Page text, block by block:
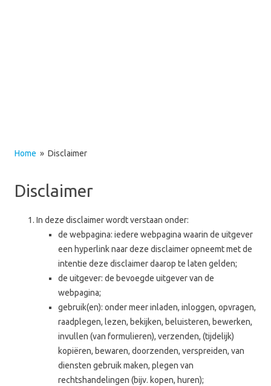
Home » Disclaimer
Disclaimer
In deze disclaimer wordt verstaan onder:
de webpagina: iedere webpagina waarin de uitgever
een hyperlink naar deze disclaimer opneemt met de
intentie deze disclaimer daarop te laten gelden;
de uitgever: de bevoegde uitgever van de
webpagina;
gebruik(en): onder meer inladen, inloggen, opvragen,
raadplegen, lezen, bekijken, beluisteren, bewerken,
invullen (van formulieren), verzenden, (tijdelijk)
kopiëren, bewaren, doorzenden, verspreiden, van
diensten gebruik maken, plegen van
rechtshandelingen (bijv. kopen, huren);